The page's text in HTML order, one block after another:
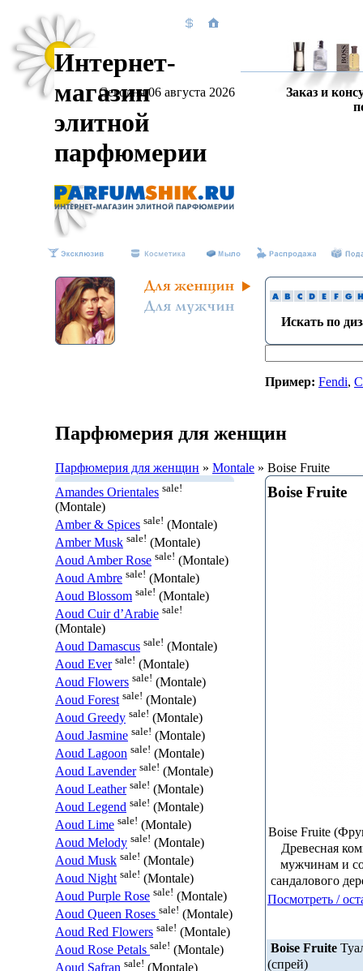
Интернет-
магазин
элитной
парфюмерии
Сегодня 06 августа 2026
Заказ и
Искать по
Пример: Fendi,
Парфюмерия для женщин
Парфюмерия для женщин » Montale » Boise Fruite
Amandes Orientales sale!
(Montale)
Amber & Spices sale! (Montale)
Amber Musk sale! (Montale)
Aoud Amber Rose sale! (Montale)
Aoud Ambre sale! (Montale)
Aoud Blossom sale! (Montale)
Aoud Cuir d’Arabie sale!
(Montale)
Aoud Damascus sale! (Montale)
Aoud Ever sale! (Montale)
Aoud Flowers sale! (Montale)
Aoud Forest sale! (Montale)
Aoud Greedy sale! (Montale)
Aoud Jasmine sale! (Montale)
Aoud Lagoon sale! (Montale)
Aoud Lavender sale! (Montale)
Aoud Leather sale! (Montale)
Aoud Legend sale! (Montale)
Aoud Lime sale! (Montale)
Aoud Melody sale! (Montale)
Aoud Musk sale! (Montale)
Aoud Night sale! (Montale)
Aoud Purple Rose sale! (Montale)
Aoud Queen Roses sale! (Montale)
Aoud Red Flowers sale! (Montale)
Aoud Rose Petals sale! (Montale)
Aoud Safran sale! (Montale)
Boise Fruite
Boise Fruite
Древесная
мужчинам и
сандалового
Посмотреть /
Boise Fruite
(спрей)